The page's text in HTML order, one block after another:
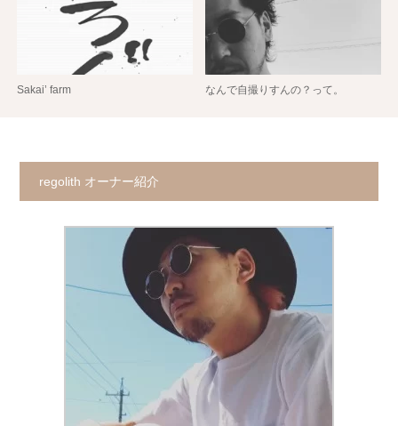
Sakai’ farm なんで自撮りすんの？って。
regolith オーナー紹介